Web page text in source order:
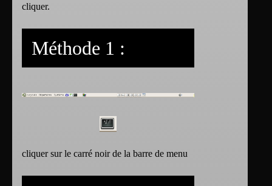
cliquer.
Méthode 1 :
cliquer sur le carré noir de la barre de menu